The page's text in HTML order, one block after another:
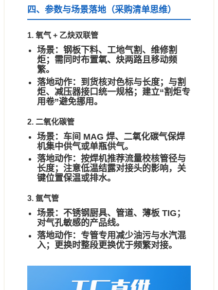
四、参数与场景落地（采购清单思维）
1. 氧气 + 乙炔双联管
场景： 钢板下料、工地气割、维修割
炬；需同时布置氧、炔两路且移动频
繁。
落地动作： 到货核对色标与长度；与割
炬、减压器接口统一规格；建立“割炬专
用卷”避免挪用。
2. 二氧化碳管
场景： 车间 MAG 焊、二氧化碳气保焊
机集中供气或单瓶供气。
落地动作： 按焊机推荐流量校核管径与
长度；注意低温结露对接头的影响，关
键位置保温或排水。
3. 氩气管
场景： 不锈钢厨具、管道、薄板 TIG；
对气孔敏感的产品线。
落地动作： 专管专用减少油污与水汽混
入；更换时整段更换优于频繁对接。